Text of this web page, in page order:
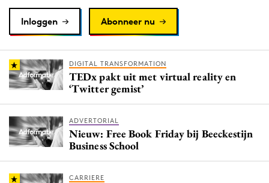
Reputatie & crisis
Inloggen Abonneer nu
DIGITAL TRANSFORMATION
TEDx pakt uit met virtual reality en
‘Twitter gemist’
ADVERTORIAL
Nieuw: Free Book Friday bij Beeckestijn
Business School
CARRIERE